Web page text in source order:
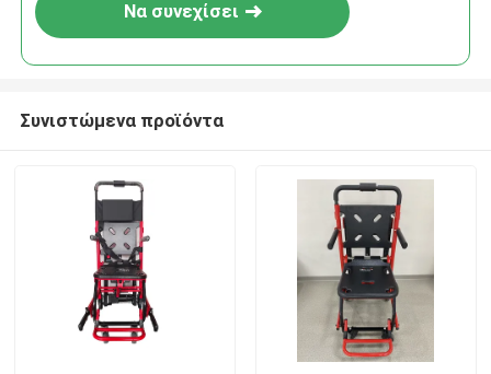
Να συνεχίσει
Συνιστώμενα προϊόντα